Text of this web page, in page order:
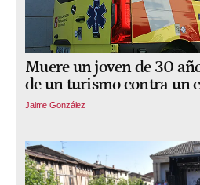
Muere un joven de 30
de un turismo contra un
Jaime González